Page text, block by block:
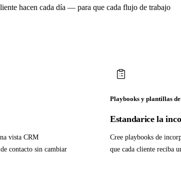
hacen cada día — para que cada flujo de trabajo
vista CRM
contacto sin cambiar
Playbooks y plantillas
Estandarice la
Cree playbooks de
que cada cliente reciba